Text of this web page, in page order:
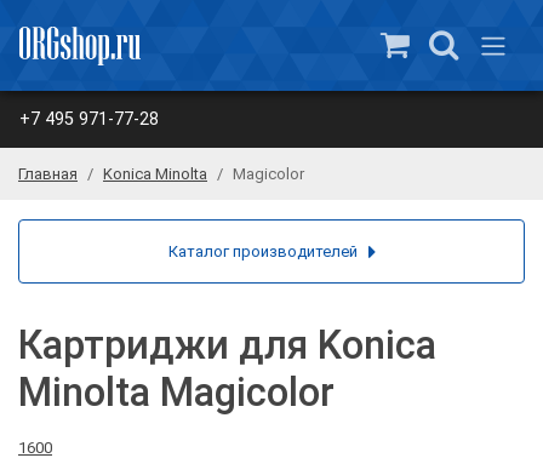
+7 495 971-77-28
Главная Konica Minolta Magicolor
Картриджи для Konica
Minolta Magicolor
1600